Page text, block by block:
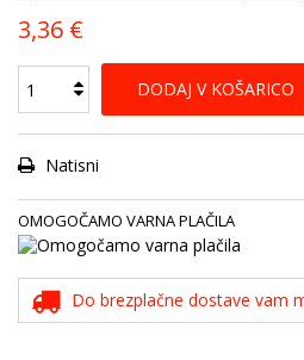
3,36 €
DODAJ V KOŠARICO
Natisni
OMOGOČAMO VARNA PLAČILA
Do brezplačne dostave vam